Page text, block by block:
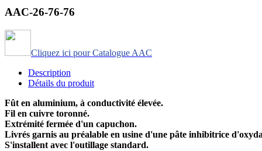
AAC-26-76-76
Cliquez ici pour Catalogue AAC
Description
Détails du produit
Fût en aluminium, à conductivité élevée.
Fil en cuivre toronné.
Extrémité fermée d'un capuchon.
Livrés garnis au préalable en usine d'une pâte inhibitrice
S'installent avec l'outillage standard.